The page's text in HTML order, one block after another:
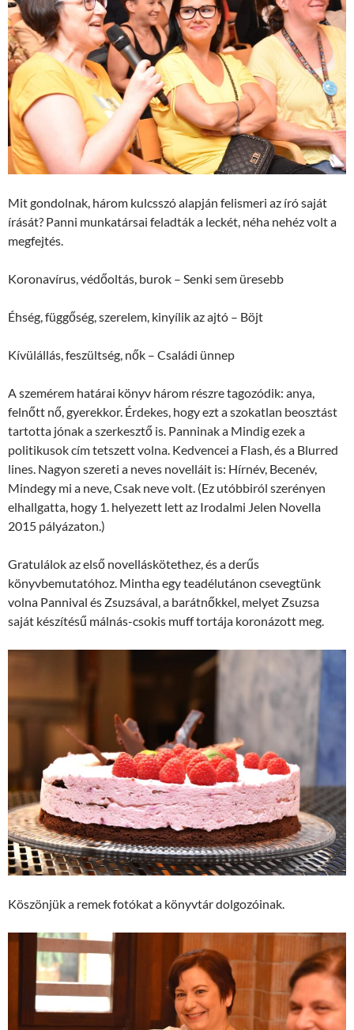
Mit gondolnak, három kulcsszó alapján felismeri az író saját
írását? Panni munkatársai feladták a leckét, néha nehéz volt a
megfejtés.
Koronavírus, védőoltás, burok – Senki sem üresebb
Éhség, függőség, szerelem, kinyílik az ajtó – Böjt
Kívülállás, feszültség, nők – Családi ünnep
A szemérem határai könyv három részre tagozódik: anya,
felnőtt nő, gyerekkor. Érdekes, hogy ezt a szokatlan beosztást
tartotta jónak a szerkesztő is. Panninak a Mindig ezek a
politikusok cím tetszett volna. Kedvencei a Flash, és a Blurred
lines. Nagyon szereti a neves novelláit is: Hírnév, Becenév,
Mindegy mi a neve, Csak neve volt. (Ez utóbbiról szerényen
elhallgatta, hogy 1. helyezett lett az Irodalmi Jelen Novella
2015 pályázaton.)
Gratulálok az első novelláskötethez, és a derűs
könyvbemutatóhoz. Mintha egy teadélutánon csevegtünk
volna Pannival és Zsuzsával, a barátnőkkel, melyet Zsuzsa
saját készítésű málnás-csokis muff tortája koronázott meg.
Köszönjük a remek fotókat a könyvtár dolgozóinak.